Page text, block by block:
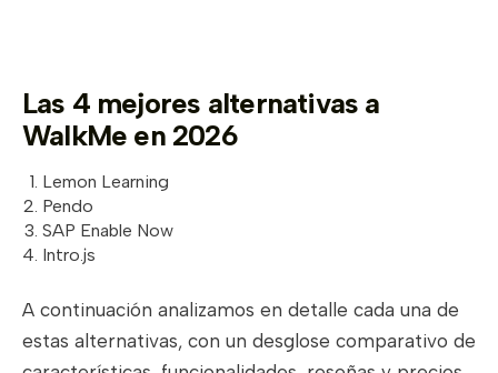
Las 4 mejores alternativas a
WalkMe en 2026
Lemon Learning
Pendo
SAP Enable Now
Intro.js
A continuación analizamos en detalle cada una de
estas alternativas, con un desglose comparativo de